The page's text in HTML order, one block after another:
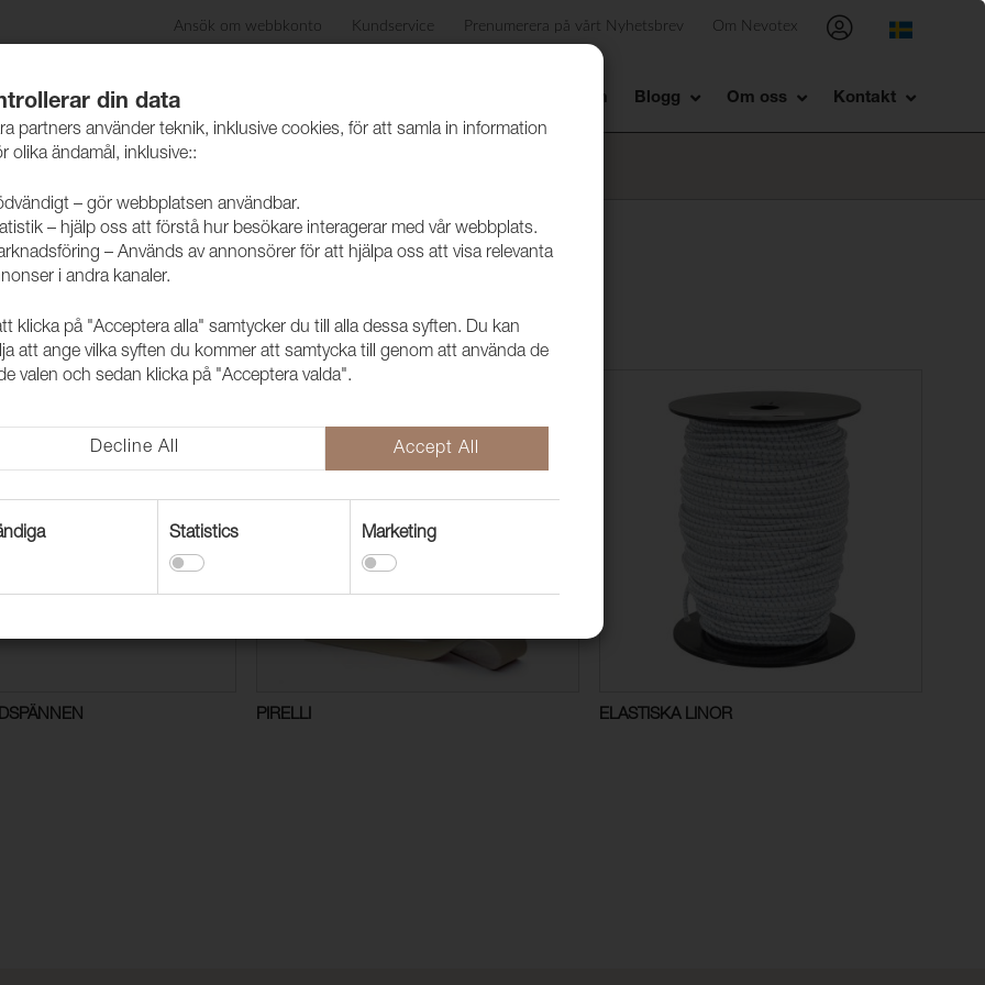
Ansök om webbkonto Kundservice Prenumerera på vårt Nyhetsbrev Om Nevotex
Produkter Skötselråd Showroom Blogg Om oss Kontakt
PIRELLI ELASTISKA LINOR
din data
partners använder teknik, inklusive cookies, för att samla in information
olika ändamål, inklusive::
– gör webbplatsen användbar.
– hjälp oss att förstå hur besökare interagerar med vår webbplats.
– Används av annonsörer för att hjälpa oss att visa relevanta
i andra kanaler.
klicka på "Acceptera alla" samtycker du till alla dessa syften. Du kan
att ange vilka syften du kommer att samtycka till genom att använda de
valen och sedan klicka på "Acceptera valda".
Decline All Accept All
Statistics Marketing